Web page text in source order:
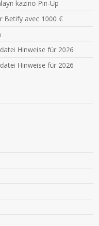
kazino Pin-Up
Betify avec 1000 €
Hinweise für 2026
Hinweise für 2026